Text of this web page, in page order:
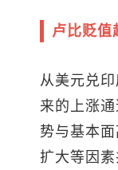
卢比贬值
从美元兑
来的上涨
势与基本
扩大等因素